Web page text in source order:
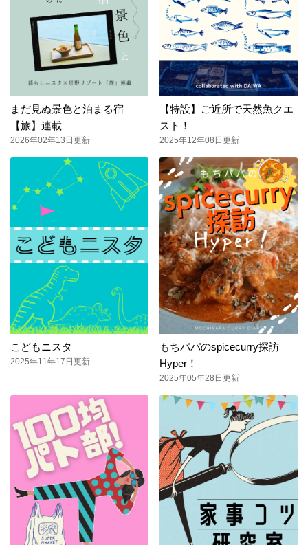
まだ見ぬ景色と泊まる宿｜
【旅】連載
2026年02年13日更新
【特設】ご近所で天然魚クエ
スト！
2025年12年08日更新
こどもニスタ
2025年11年17日更新
もちパパのspicecurry探訪
Hyper！
2025年05年28日更新